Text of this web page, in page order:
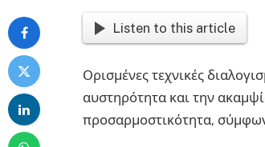
Listen to this article
Ορισμένες τεχνικές
αυστηρότητα και την
προσαρμοστικότητα,